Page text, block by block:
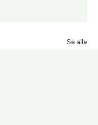
Se alle